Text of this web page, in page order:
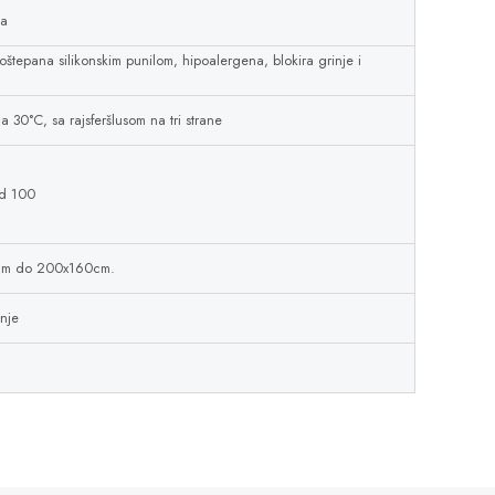
silikonskim punilom, hipoalergena, blokira grinje i
30°C, sa rajsferšlusom na tri strane
100
do 200x160cm.